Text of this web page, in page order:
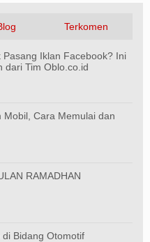
Terkomen
Pasang Iklan Facebook? Ini
dari Tim Oblo.co.id
Mobil, Cara Memulai dan
RAMADHAN
Bidang Otomotif